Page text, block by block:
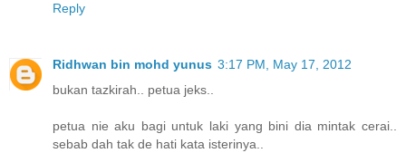
Reply
Ridhwan bin mohd yunus 3:17 PM, May 17, 2012
bukan tazkirah.. petua jeks..
petua nie aku bagi untuk laki yang bini dia mintak cerai..
sebab dah tak de hati kata isterinya..